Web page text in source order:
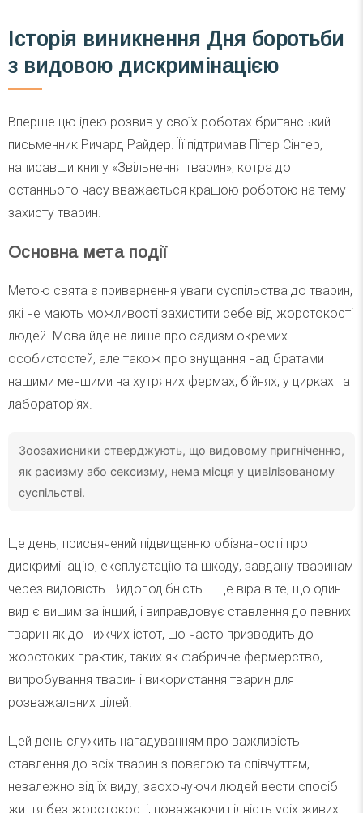
Історія виникнення Дня боротьби
з видовою дискримінацією
Вперше цю ідею розвив у своїх роботах британський
письменник Ричард Райдер. Її підтримав Пітер Сінгер,
написавши книгу «Звільнення тварин», котра до
останнього часу вважається кращою роботою на тему
захисту тварин.
Основна мета події
Метою свята є привернення уваги суспільства до тварин,
які не мають можливості захистити себе від жорстокості
людей. Мова йде не лише про садизм окремих
особистостей, але також про знущання над братами
нашими меншими на хутряних фермах, бійнях, у цирках та
лабораторіях.
Зоозахисники стверджують, що видовому пригніченню,
як расизму або сексизму, нема місця у цивілізованому
суспільстві.
Це день, присвячений підвищенню обізнаності про
дискримінацію, експлуатацію та шкоду, завдану тваринам
через видовість. Видоподібність — це віра в те, що один
вид є вищим за інший, і виправдовує ставлення до певних
тварин як до нижчих істот, що часто призводить до
жорстоких практик, таких як фабричне фермерство,
випробування тварин і використання тварин для
розважальних цілей.
Цей день служить нагадуванням про важливість
ставлення до всіх тварин з повагою та співчуттям,
незалежно від їх виду, заохочуючи людей вести спосіб
життя без жорстокості, поважаючи гідність усіх живих.